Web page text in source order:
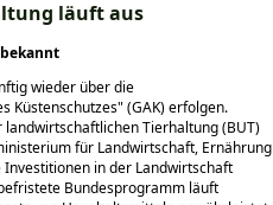
läuft aus
wieder über die
Küstenschutzes (GAK) erfolgen.
Tierhaltung (BUT)
für Landwirtschaft, Ernährung
Investitionen in der Landwirtschaft
Bundesprogramm läuft